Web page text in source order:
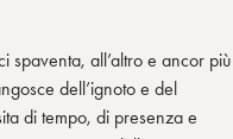
spaventa, all’altro e ancor più
dell’ignoto e del
di tempo, di presenza e